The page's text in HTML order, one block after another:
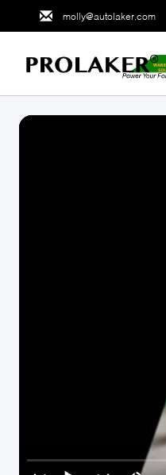
molly@autolaker.com